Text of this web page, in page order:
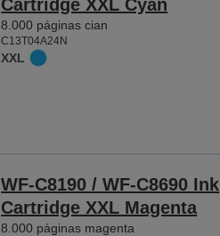
Cartridge XXL Cyan
8.000 páginas cian
C13T04A24N
XXL
WF-C8190 / WF-C8690 Ink
Cartridge XXL Magenta
8.000 páginas magenta